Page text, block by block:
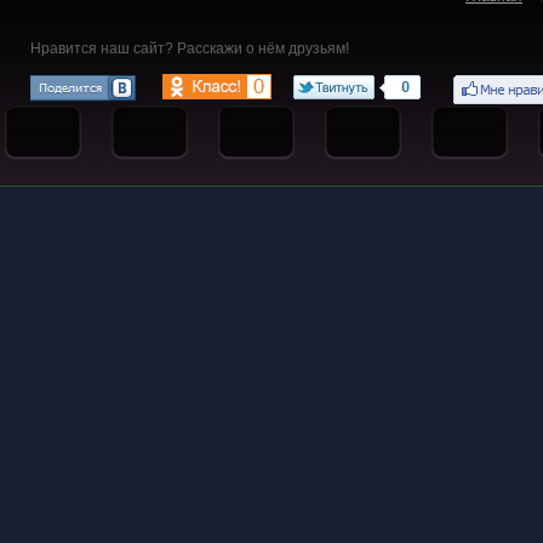
Нравится наш сайт? Расскажи о нём друзьям!